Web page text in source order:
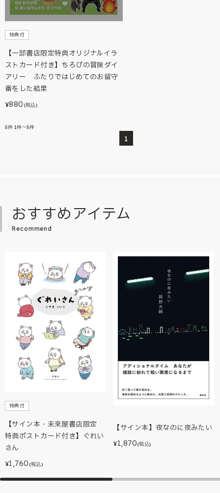
特典付
【一部書店限定特典オリジナルイラ
ストカード付き】ちろぴの冒険ダイ
アリー ふたりではじめてのお留守
番をした結果
¥880 (税込)
5件 1件～5件
1
おすすめアイテム
Recommend
特典付
【サイン本・未来屋書店限定
特典ポストカード付き】ぐれい
さん
¥1,760 (税込)
【サイン本】夜なのに夜みたい
¥1,870(税込)